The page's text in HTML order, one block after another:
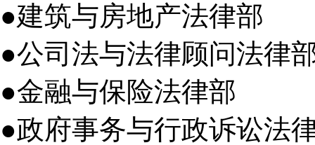
●建筑与房地产法律部
●公司法与法律顾问法律
●金融与保险法律部
●政府事务与行政诉讼法